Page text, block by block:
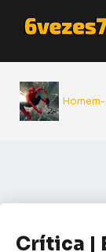
Homem-
Crítica |